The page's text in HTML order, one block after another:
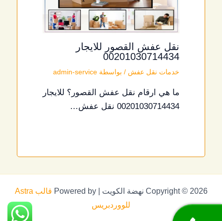
نقل عفش القصور للايجار
00201030714434
خدمات نقل عفش / بواسطة admin-service
ما هي ارقام نقل عفش القصور؟ للايجار
00201030714434 نقل عفش…
Copyright © 2026 نهضة الكويت | Powered by
قالب Astra
للووردبريس